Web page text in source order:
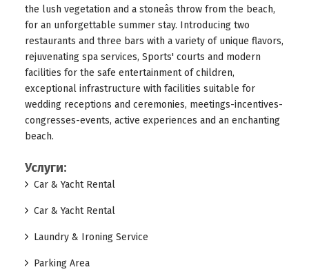
the lush vegetation and a stoneâs throw from the beach,
for an unforgettable summer stay. Introducing two
restaurants and three bars with a variety of unique flavors,
rejuvenating spa services, Sports' courts and modern
facilities for the safe entertainment of children,
exceptional infrastructure with facilities suitable for
wedding receptions and ceremonies, meetings-incentives-
congresses-events, active experiences and an enchanting
beach.
Услуги:
Car & Yacht Rental
Car & Yacht Rental
Laundry & Ironing Service
Parking Area